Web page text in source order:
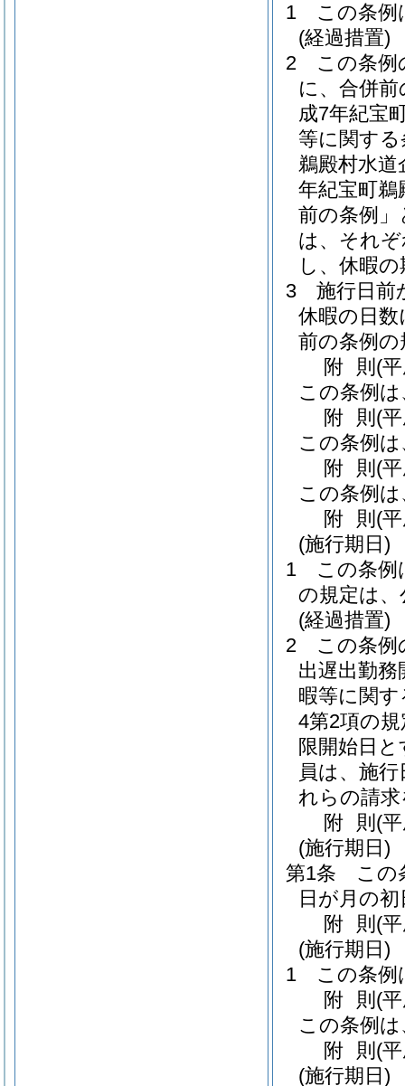
1
この条例
(経過措置)
2
この条例
に、合併
成7年紀宝
等に関する
鵜殿村水道
年紀宝町鵜
前の条例
は、それ
し、休暇
3
施行日前
休暇の日
前の条例
附 則 (
この条例
附 則 (
この条例
附 則 (
この条例
附 則 (
(施行期日)
1
この条例
の規定は
(経過措置)
2
この条例
出遅出勤
暇等に関
4第2項の
限開始日
員は、施
れらの請
附 則 (
(施行期日)
第1条
この
日が月の
附 則 (
(施行期日)
1
この条例
附 則 (
この条例
附 則 (
(施行期日)